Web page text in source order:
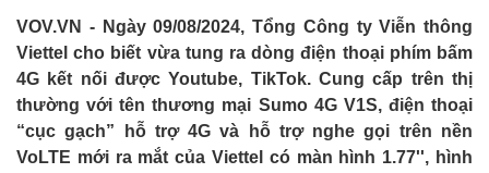
VOV.VN - Ngày 09/08/2024, Tổng Công ty Viễn thông
Viettel cho biết vừa tung ra dòng điện thoại phím bấm
4G kết nối được Youtube, TikTok. Cung cấp trên thị
thường với tên thương mại Sumo 4G V1S, điện thoại
“cục gạch” hỗ trợ 4G và hỗ trợ nghe gọi trên nền
VoLTE mới ra mắt của Viettel có màn hình 1.77'', hình